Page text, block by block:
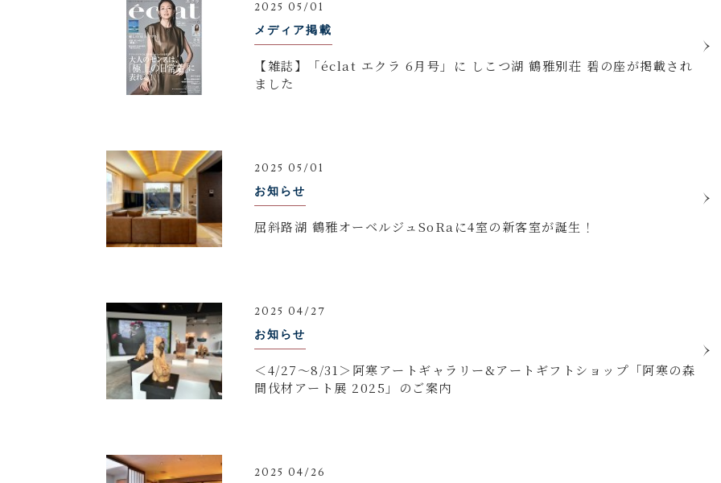
2025 05/01
メディア掲載
【雑誌】「éclat エクラ 6月号」に しこつ湖 鶴雅別荘 碧の座が掲載され
ました
2025 05/01
お知らせ
屈斜路湖 鶴雅オーベルジュSoRaに4室の新客室が誕生！
2025 04/27
お知らせ
＜4/27～8/31＞阿寒アートギャラリー&アートギフトショップ「阿寒の森
間伐材アート展 2025」のご案内
2025 04/26